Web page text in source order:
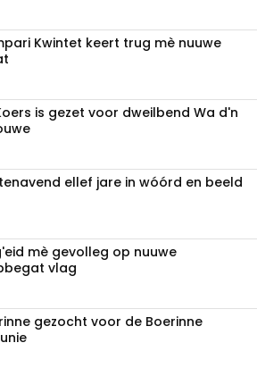
Kwintet keert trug mè nuuwe
is gezet voor dweilbend Wa d'n
ellef jare in wóórd en beeld
mè gevolleg op nuuwe
vlag
gezocht voor de Boerinne